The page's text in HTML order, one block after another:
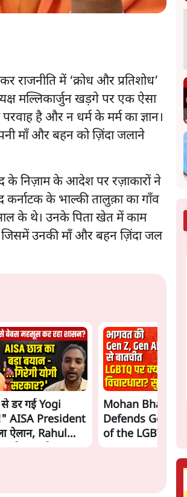
राजनीति में ‘क्रोध और प्रतिशोध’
मल्लिकार्जुन खड़गे पर एक ऐसा
है और न धर्म के मर्म का ज्ञान।
माँ और बहन को ज़िंदा जलाने
के निज़ाम के आदेश पर रज़ाकारों ने
कर्नाटक के भाल्की तालुक़ा का गाँव
के थे। उनके पिता खेत में काम
उनकी माँ और बहन ज़िंदा जल
से डर गई Yogi
AISA President
ऐलान, Rahul
Mohan Bhagwat
Defends Gen Z!
of the LGBTQ
the RSS's New